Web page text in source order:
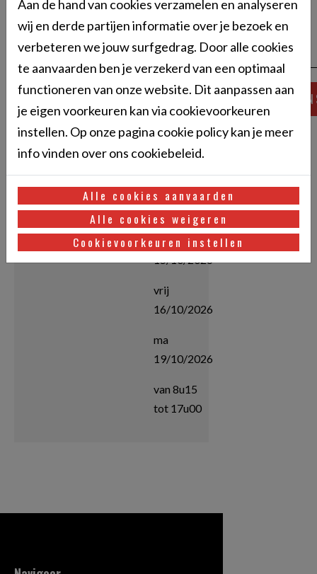
van 8u15 -
17u00
Heftruckchauffeur
basis voor
anderstaligen
Van 12-10-2026 tot
Campus Roc,
Zwaaikomstraat 27,
Roeselare
ma
12/10/2026
di
13/10/2026
woe
14/10/2026
do
15/10/2026
vrij
16/10/2026
ma
19/10/2026
van 8u15
tot 17u00
€
370
Aan de hand van cookies verzamelen en analyseren
wij en derde partijen informatie over je bezoek en
verbeteren we jouw surfgedrag. Door alle cookies
te aanvaarden ben je verzekerd van een optimaal
functioneren van onze website. Dit aanpassen aan
je eigen voorkeuren kan via cookievoorkeuren
instellen. Op onze pagina cookie policy kan je meer
info vinden over ons cookiebeleid.
Alle cookies aanvaarden
Alle cookies weigeren
Cookievoorkeuren instellen